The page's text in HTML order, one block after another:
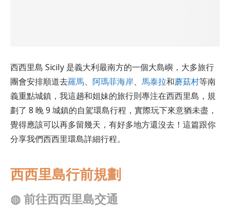
西西里島 Sicily 是義大利最南方的一個大島嶼，大多旅行
團會安排順道去羅馬、 阿瑪菲海岸、 馬泰拉和蘑菇村等南
義重點城鎮，我這趟和姐妹的旅行則專注在西西里島，規
劃了 8 晚 9 城鎮的自駕環島行程，實際玩下來意猶未盡，
覺得應該可以再多留幾天，有好多地方還沒去！這篇跟你
分享我們西西里環島詳細行程。
西西里島行前規劃
◍前往西西里島交通